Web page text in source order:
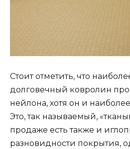
Стоит отметить, что
долговечный ковролин
нейлона, хотя он и
Это, так называемый,
продаже есть также и
разновидности покрытия,